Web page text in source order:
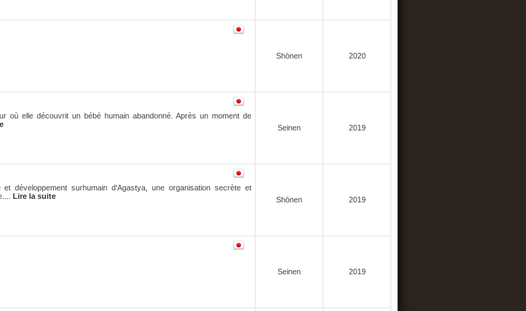
Shōnen 2020
où elle découvrit un bébé humain abandonné. Après un moment de
Seinen 2019
développement surhumain d'Agastya, une organisation secrète et
Lire la suite Shōnen 2019
Seinen 2019